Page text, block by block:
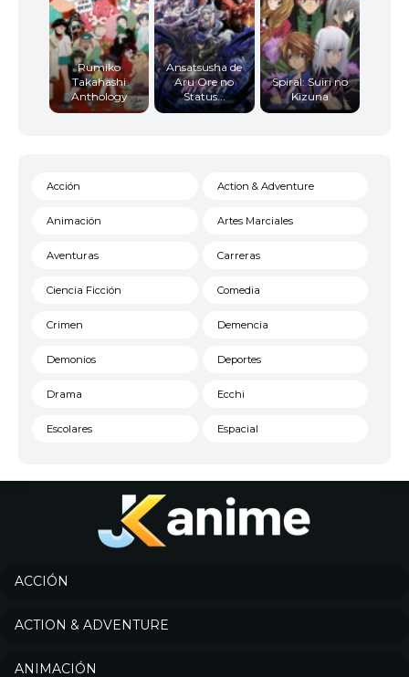
Rumiko
Takahashi
Anthology
Ansatsusha de
Aru Ore no
Status...
Spiral: Suiri no
Kizuna
Acción Action & Adventure
Animación Artes Marciales
Aventuras Carreras
Ciencia Ficción Comedia
Crimen Demencia
Demonios Deportes
Drama Ecchi
Escolares Espacial
Historico
Josei
Música
ACCIÓN
ACTION & ADVENTURE
ANIMACIÓN